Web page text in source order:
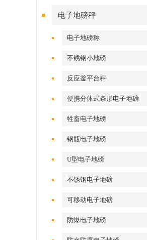
电子地磅秤
电子地磅称
不锈钢小地磅
反应釜平台秤
便携分体式条形电子地磅
牲畜电子地磅
钢瓶电子地磅
U型电子地磅
不锈钢电子地磅
可移动电子地磅
防爆电子地磅